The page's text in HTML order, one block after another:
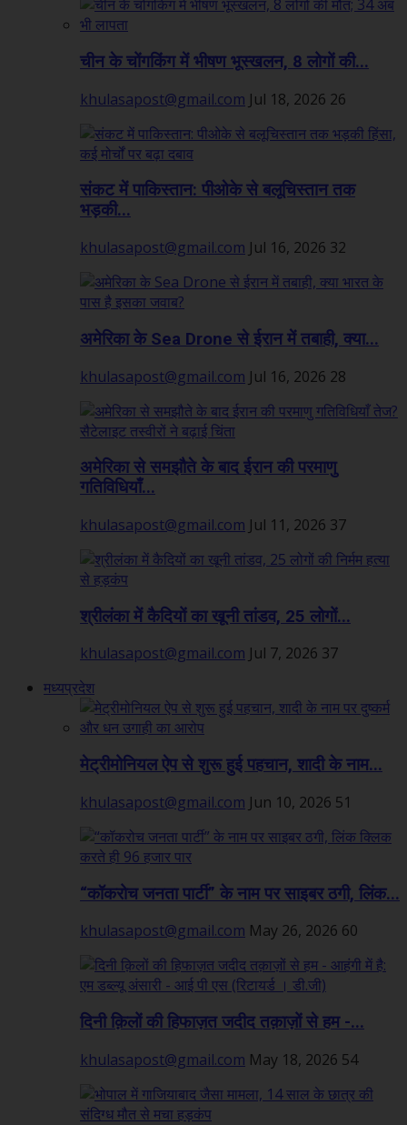
चीन के चोंगकिंग में भीषण भूस्खलन, 8 लोगों की...
khulasapost@gmail.com Jul 18, 2026 26
संकट में पाकिस्तान: पीओके से बलूचिस्तान तक
भड़की...
khulasapost@gmail.com Jul 16, 2026 32
अमेरिका के Sea Drone से ईरान में तबाही, क्या...
khulasapost@gmail.com Jul 16, 2026 28
अमेरिका से समझौते के बाद ईरान की परमाणु
गतिविधियाँ...
khulasapost@gmail.com Jul 11, 2026 37
श्रीलंका में कैदियों का खूनी तांडव, 25 लोगों...
khulasapost@gmail.com Jul 7, 2026 37
मध्यप्रदेश
मेट्रीमोनियल ऐप से शुरू हुई पहचान, शादी के नाम...
khulasapost@gmail.com Jun 10, 2026 51
“कॉकरोच जनता पार्टी” के नाम पर साइबर ठगी, लिंक...
khulasapost@gmail.com May 26, 2026 60
दिनी क़िलों की हिफाज़त जदीद तक़ाज़ों से हम -...
khulasapost@gmail.com May 18, 2026 54